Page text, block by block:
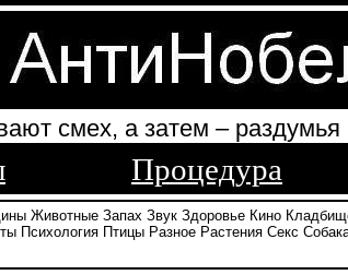
смех, а затем – раздумья
Процедура
Животные Запах Звук Здоровье Кино
Психология Птицы Разное Растения Секс